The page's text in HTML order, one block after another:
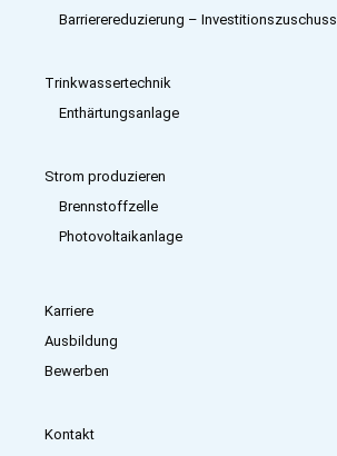
Barrierereduzierung – Investitions­zuschuss
Trinkwassertechnik
Enthärtungsanlage
Strom produzieren
Brennstoffzelle
Photovoltaikanlage
Karriere
Ausbildung
Bewerben
Kontakt